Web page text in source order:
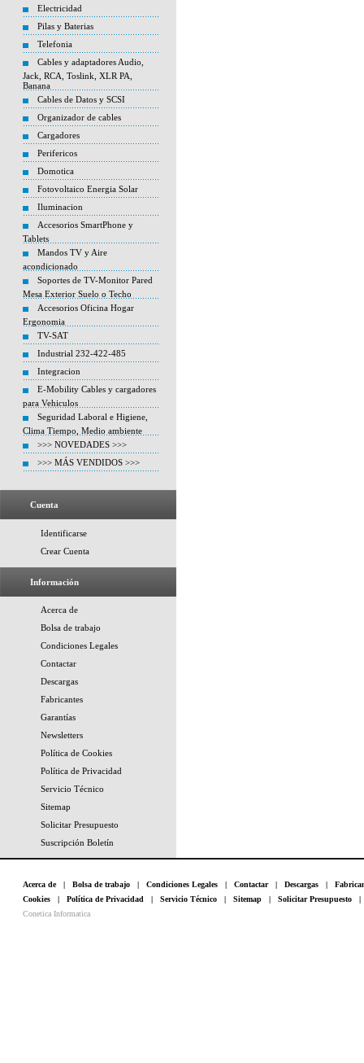
Electricidad
Pilas y Baterias
Telefonia
Cables y adaptadores Audio,
Jack, RCA, Toslink, XLR PA,
Banana
Cables de Datos y SCSI
Organizador de cables
Cargadores
Perifericos
Domotica
Fotovoltaico Energia Solar
Iluminacion
Accesorios SmartPhone y
Tablets
Mandos TV y Aire
acondicionado
Soportes de TV-Monitor Pared
Mesa Exterior Suelo o Techo
Accesorios Oficina Hogar
Ergonomia
TV-SAT
Industrial 232-422-485
Integracion
E-Mobility Cables y cargadores
para Vehiculos
Seguridad Laboral e Higiene,
Clima Tiempo, Medio ambiente
>>> NOVEDADES >>>
>>> MÁS VENDIDOS >>>
Cuenta
Identificarse
Crear Cuenta
Información
Acerca de
Bolsa de trabajo
Condiciones Legales
Contactar
Descargas
Fabricantes
Garantías
Newsletters
Política de Cookies
Política de Privacidad
Servicio Técnico
Sitemap
Solicitar Presupuesto
Suscripción Boletín
Acerca de| Bolsa de trabajo | Condiciones Legales | Contactar| Descargas |
Cookies | Política de Privacidad | Servicio Técnico | Sitemap | Solicitar Presupuesto
Conetica Informatica